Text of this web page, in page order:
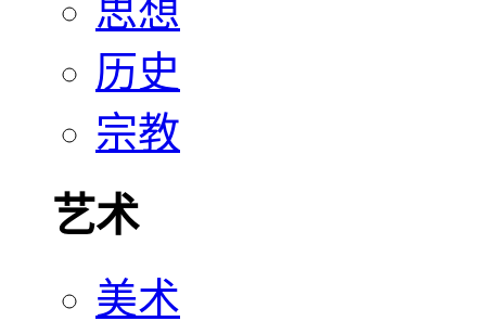
思想
历史
宗教
艺术
美术